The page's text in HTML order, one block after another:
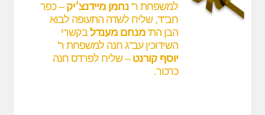
למשפחת ר'נחמן מיידנצ׳יק – כפר
חב"ד, שליח לשדה התעופה לבוא
הבן הת'מנחם מענדלבקשרי
השידוכין עב"ג חנה למשפחת ר'
יוסף קורנט– שליח לפרדס חנה
כרכור.